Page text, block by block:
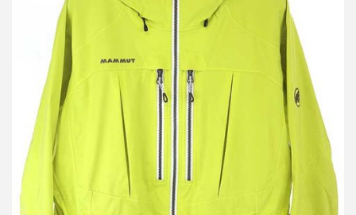
マムート DRYtech SIDE FLIP Jacket マウンテンパーカー
買取金額 8,400円
詳しく見る